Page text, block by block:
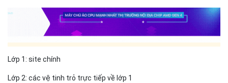
Lớp 1: site chính
Lớp 2: các vệ tinh trỏ trực tiếp về lớp 1